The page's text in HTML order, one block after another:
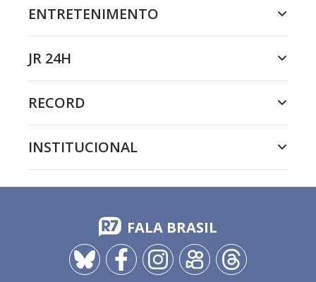
ENTRETENIMENTO
JR 24H
RECORD
INSTITUCIONAL
FALA BRASIL